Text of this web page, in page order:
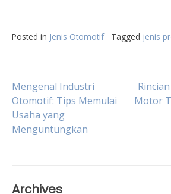
Posted in Jenis Otomotif Tagged jenis
Post
navigation
Mengenal Industri
Otomotif: Tips Memulai
Usaha yang
Menguntungkan
Motor
Archives